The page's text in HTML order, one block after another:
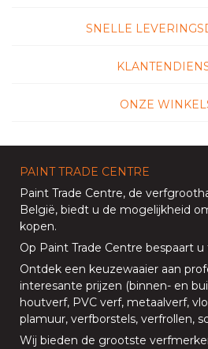
SNELLE
ONZE
PAINT TRADE CENTRE
Paint Trade Centre, de
België, biedt u de mogelijkheid
kopen.
Op Paint Trade Centre bespaart u
Ontdek een keuzewaaier aan
interesante prijzen (binnen- en
houtverf, PVC verf, metaalverf,
plamuur, verfborstels, verfrollen,
Wij bieden de grootste